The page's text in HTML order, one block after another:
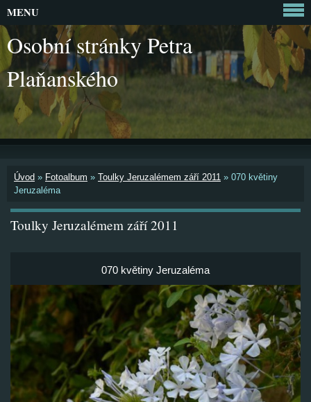
Osobní stránky Petra
Plaňanského
Úvod » Fotoalbum » Toulky Jeruzalémem září 2011 » 070 květiny
Jeruzaléma
Toulky Jeruzalémem září 2011
070 květiny Jeruzaléma
MENU